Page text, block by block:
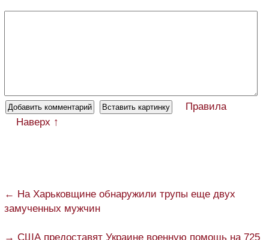
Правила
Наверх ↑
← На Харьковщине обнаружили трупы еще двух
замученных мужчин
→ США предоставят Украине военную помощь на 725